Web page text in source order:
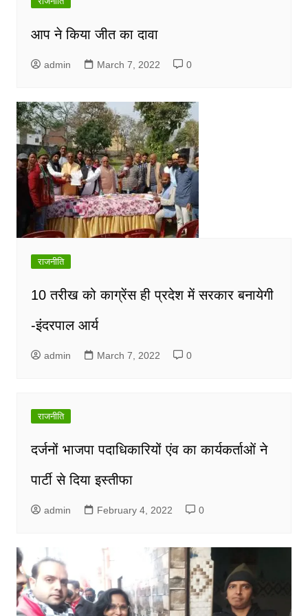
आप ने किया जीत का दावा
admin March 7, 2022 0
राजनीति
10 तरीख को काग्रेंस ही प्रदेश में सरकार बनायेगी
-इंदरपाल आर्य
admin March 7, 2022 0
राजनीति
दर्जनों भाजपा पदाधिकारियों एंव का कार्यकर्ताओं ने
पार्टी से दिया इस्तीफा
admin February 4, 2022 0